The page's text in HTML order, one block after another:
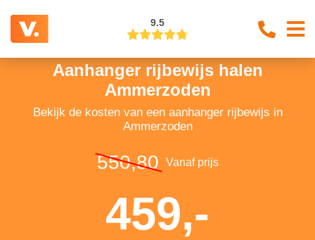
9.5
Aanhanger rijbewijs halen
Ammerzoden
Bekijk de kosten van een aanhanger rijbewijs in
Ammerzoden
550,80 Vanaf prijs
459,-